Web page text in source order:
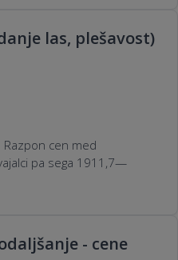
las, plešavost)
cen med
pa sega 1911,7—
- cene